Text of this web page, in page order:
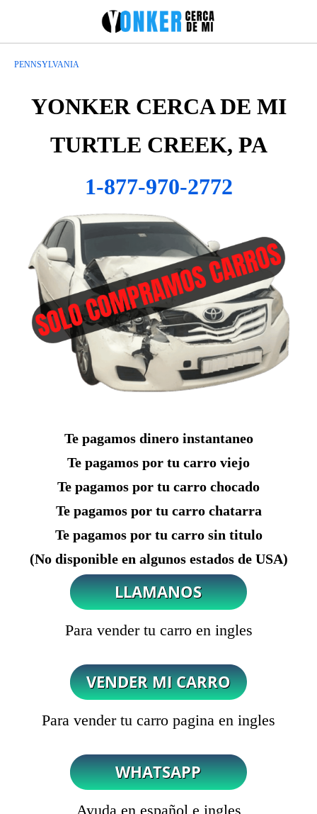
PENNSYLVANIA
YONKER CERCA DE MI
TURTLE CREEK, PA
1-877-970-2772
Te pagamos dinero instantaneo
Te pagamos por tu carro viejo
Te pagamos por tu carro chocado
Te pagamos por tu carro chatarra
Te pagamos por tu carro sin titulo
(No disponible en algunos estados de USA)
Para vender tu carro en ingles
Para vender tu carro pagina en ingles
Ayuda en español e ingles